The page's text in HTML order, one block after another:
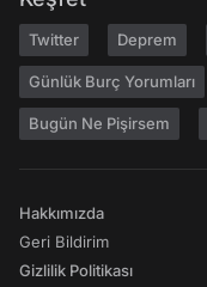
Twitter Deprem
Günlük Burç Yorumları
Bugün Ne Pişirsem
Hakkımızda
Geri Bildirim
Gizlilik Politikası